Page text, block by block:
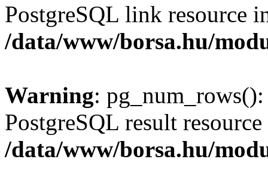
PostgreSQL link resource
/data/www/borsa.hu/
Warning:
PostgreSQL result
/data/www/borsa.hu/